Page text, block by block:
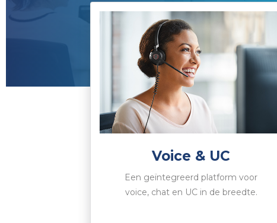
Voice & UC
Een geïntegreerd platform voor
voice, chat en UC in de breedte.